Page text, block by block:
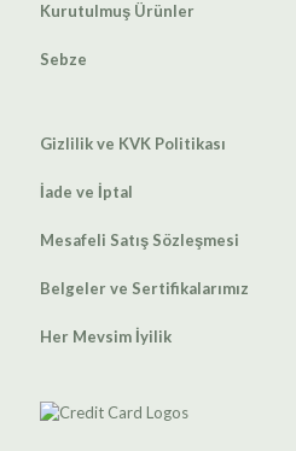
Kurutulmuş Ürünler
Sebze
Gizlilik ve KVK Politikası
İade ve İptal
Mesafeli Satış Sözleşmesi
Belgeler ve Sertifikalarımız
Her Mevsim İyilik